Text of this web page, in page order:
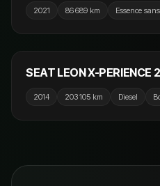
2021 86 689 km Essence
SEAT LEON X-
2014 203 105 km Diesel